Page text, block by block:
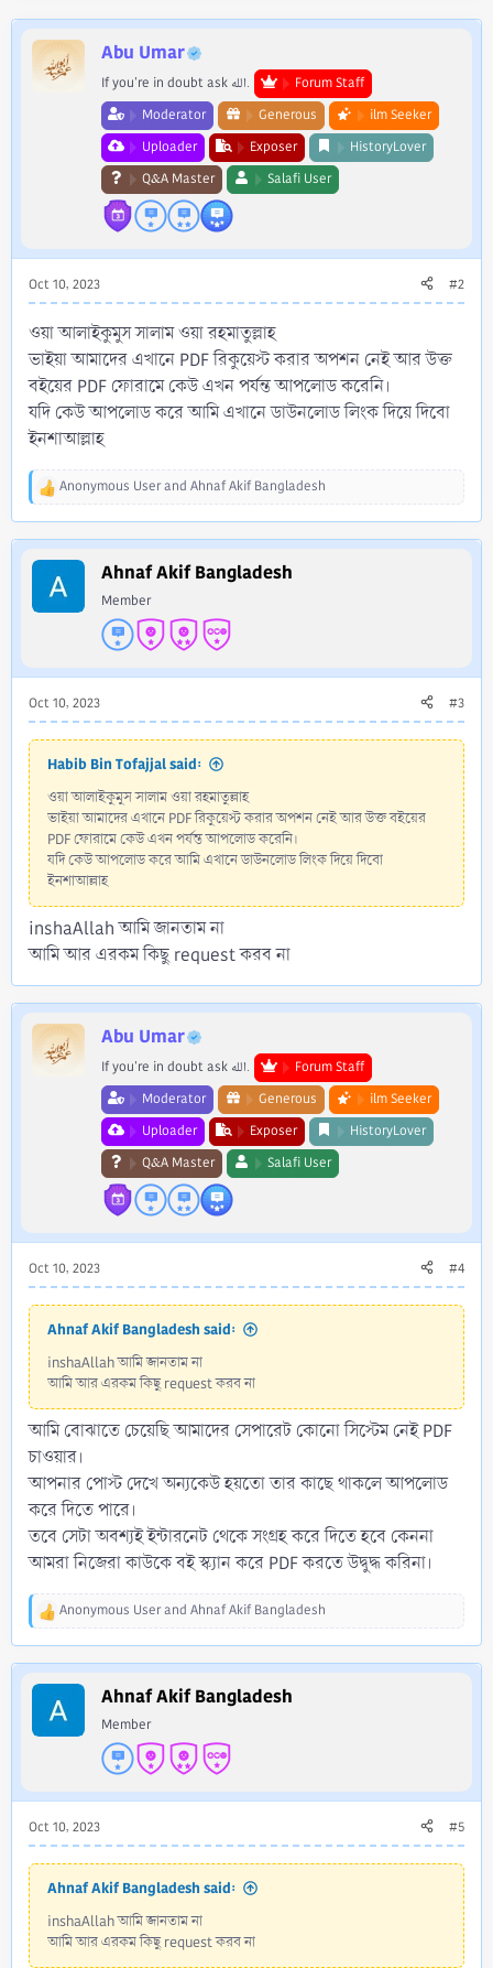
i
o
n
v
t
e
w
v
o
t
e
Abu Umar
If you're in doubt ask الله.
Forum Staff
Moderator
Generous
ilm Seeker
Uploader
Exposer
HistoryLover
Q&A Master
Salafi User
Oct 10, 2023 #2
ওয়া আলাইকুমুস সালাম ওয়া রহমাতুল্লাহ
ভাইয়া আমাদের এখানে PDF রিকুয়েস্ট করার অপশন নেই আর উক্ত
বইয়ের PDF ফোরামে কেউ এখন পর্যন্ত আপলোড করেনি।
যদি কেউ আপলোড করে আমি এখানে ডাউনলোড লিংক দিয়ে দিবো
ইনশাআল্লাহ
R
a
o
:
Anonymous Userand Ahnaf Akif Bangladesh
Ahnaf Akif Bangladesh
Member
Oct 10, 2023 #3
Habib Bin Tofajjal said:
ওয়া আলাইকুমুস সালাম ওয়া রহমাতুল্লাহ
ভাইয়া আমাদের এখানে PDF রিকুয়েস্ট করার অপশন নেই আর উক্ত বইয়ের
PDF ফোরামে কেউ এখন পর্যন্ত আপলোড করেনি।
যদি কেউ আপলোড করে আমি এখানে ডাউনলোড লিংক দিয়ে দিবো
ইনশাআল্লাহ
inshaAllah আমি জানতাম না
আমি আর এরকম কিছু request করব না
Abu Umar
If you're in doubt ask الله.
Forum Staff
Moderator
Generous
ilm Seeker
Uploader
Exposer
HistoryLover
Q&A Master
Salafi User
Oct 10, 2023 #4
Ahnaf Akif Bangladesh said:
inshaAllah আমি জানতাম না
আমি আর এরকম কিছু request করব না
আমি বোঝাতে চেয়েছি আমাদের সেপারেট কোনো সিস্টেম নেই PDF
চাওয়ার।
আপনার পোস্ট দেখে অন্যকেউ হয়তো তার কাছে থাকলে আপলোড
করে দিতে পারে।
তবে সেটা অবশ্যই ইন্টারনেট থেকে সংগ্রহ করে দিতে হবে কেননা
আমরা নিজেরা কাউকে বই স্ক্যান করে PDF করতে উদ্বুদ্ধ করিনা।
R
a
o
:
Anonymous Userand Ahnaf Akif Bangladesh
Ahnaf Akif Bangladesh
Member
Oct 10, 2023 #5
Ahnaf Akif Bangladesh said:
inshaAllah আমি জানতাম না
আমি আর এরকম কিছু request করব না